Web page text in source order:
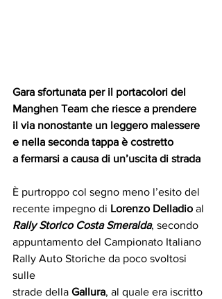
Gara sfortunata per il portacolori del
Manghen Team che riesce a prendere
il via nonostante un leggero malessere
e nella seconda tappa è costretto
a fermarsi a causa di un’uscita di strada
È purtroppo col segno meno l’esito del
recente impegno di Lorenzo Delladio al
Rally Storico Costa Smeralda, secondo
appuntamento del Campionato Italiano
Rally Auto Storiche da poco svoltosi
sulle
strade della Gallura, al quale era iscritto